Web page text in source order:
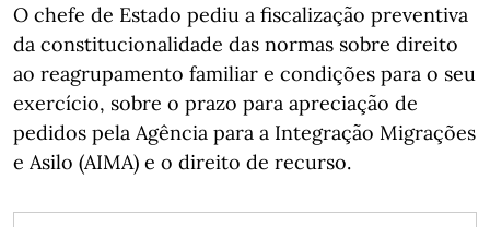
O chefe de Estado pediu a fiscalização preventiva
da constitucionalidade das normas sobre direito
ao reagrupamento familiar e condições para o seu
exercício, sobre o prazo para apreciação de
pedidos pela Agência para a Integração Migrações
e Asilo (AIMA) e o direito de recurso.